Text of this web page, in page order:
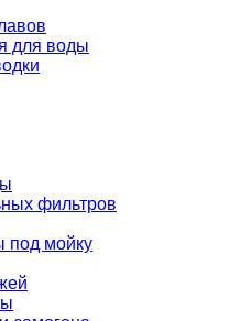
для воды
фильтров
под мойку